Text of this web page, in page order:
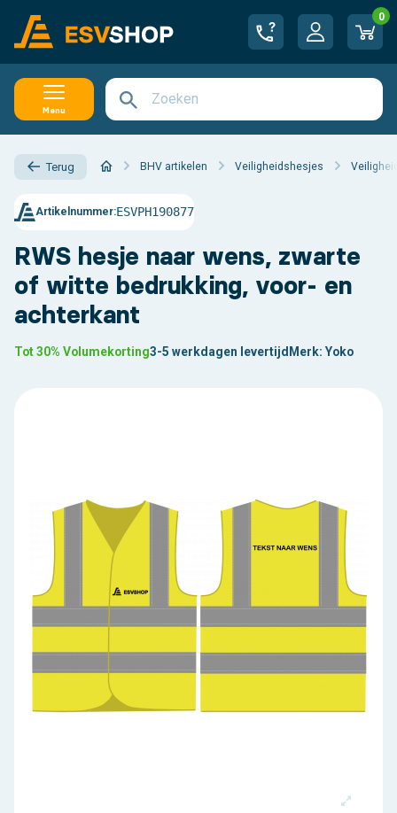
0
Menu
Terug BHV artikelen Veiligheidshesjes
RWS hesje naar wens, zwarte
of witte bedrukking, voor- en
achterkant
Artikelnummer:ESVPH190877
Tot 30% Volumekorting3-5 werkdagen levertijd Merk: Yoko